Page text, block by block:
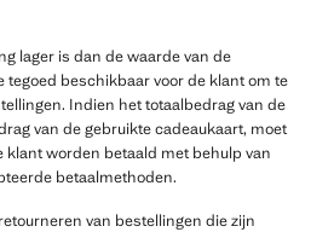
lager is dan de waarde van de
beschikbaar voor de klant om te
Indien het totaalbedrag van de
van de gebruikte cadeaukaart, moet
klant worden betaald met behulp van
betaalmethoden.
van bestellingen die zijn